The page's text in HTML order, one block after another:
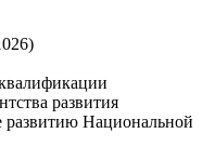
развития
развитию Национальной